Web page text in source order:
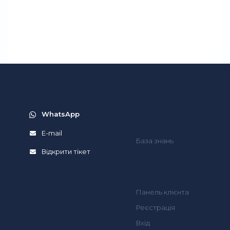
WhatsApp
E-mail
Відкрити тікет
База знань
Панель клієнта
Реєстрація
Вхід